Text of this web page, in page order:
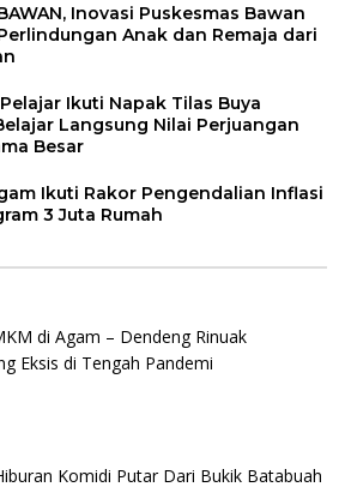
BAWAN, Inovasi Puskesmas Bawan
Anak dan Remaja dari
Ikuti Napak Tilas Buya
Langsung Nilai Perjuangan
Besar
Ikuti Rakor Pengendalian Inflasi
3 Juta Rumah
di Agam – Dendeng Rinuak
Eksis di Tengah Pandemi
Komidi Putar Dari Bukik Batabuah